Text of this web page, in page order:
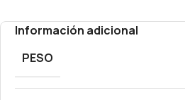
Información adicional
PESO